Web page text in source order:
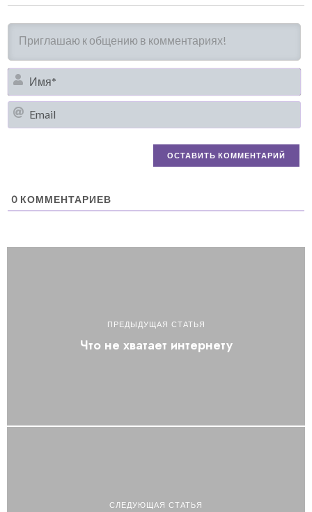
0 КОММЕНТАРИЕВ
ПРЕДЫДУЩАЯ СТАТЬЯ
Что не хватает интернету
СЛЕДУЮЩАЯ СТАТЬЯ